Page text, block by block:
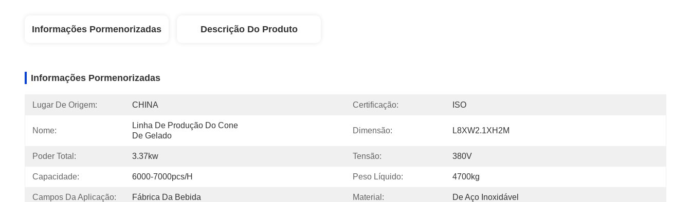
Informações Pormenorizadas Descrição Do Produto
Informações Pormenorizadas
Lugar De Origem: CHINA Certificação: ISO
Nome:
Linha De Produção Do Cone
De Gelado
Dimensão: L8XW2.1XH2M
Poder Total: 3.37kw Tensão: 380V
Capacidade: 6000-7000pcs/h Peso Líquido: 4700kg
Campos Da Aplicação: Fábrica Da Bebida Material: De Aço Inoxidável